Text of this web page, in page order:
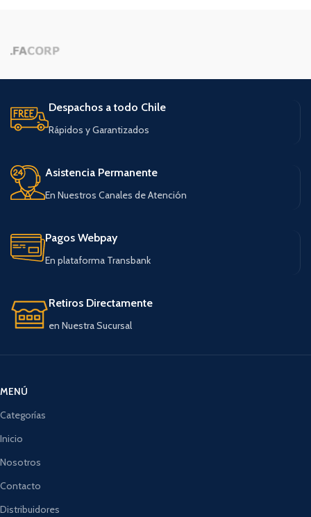
Despachos a todo Chile
Rápidos y Garantizados
Asistencia Permanente
En Nuestros Canales de Atención
Pagos Webpay
En plataforma Transbank
Retiros Directamente
en Nuestra Sucursal
MENÚ
Categorías
Inicio
Nosotros
Contacto
Distribuidores